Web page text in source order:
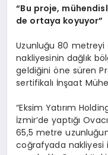
“Bu proje,
de ortaya koyuyor”
Uzunluğu 80 metreyi
nakliyesinin dağlık
geldiğini öne süren
sertifikalı İnşaat
“Eksim Yatırım
İzmir’de yaptığı
65,5 metre
coğrafyada